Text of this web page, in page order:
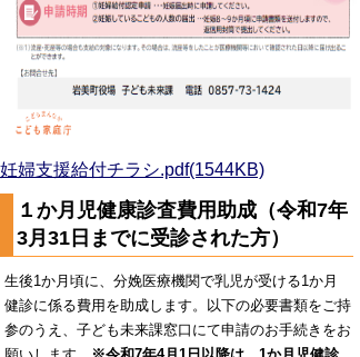
妊婦支援給付チラシ.pdf(1544KB)
１か月児健康診査費用助成（令和7年
3月31日までに受診された方）
生後1か月頃に、分娩医療機関で乳児が受ける1か月
健診に係る費用を助成します。以下の必要書類をご持
参のうえ、子ども未来課窓口にて申請のお手続きをお